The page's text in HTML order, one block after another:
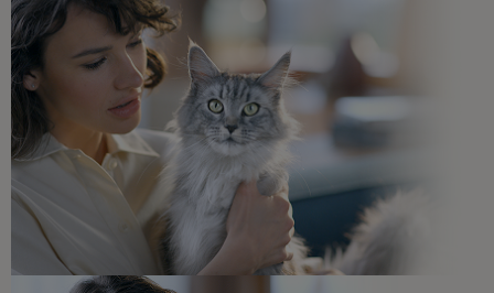
Consejos adaptados a las necesidades de tu mascota,
recomendaciones sobre su salud y bienestar ¡y
novedades cada mes!
Veterinarios, nutricionistas y expertos en perros y gatos